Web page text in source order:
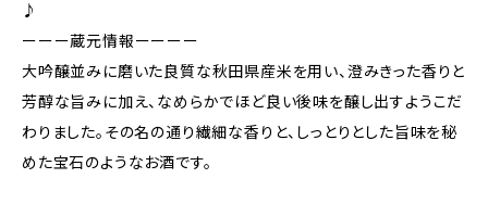
♪
ーーー蔵元情報ーーーー
大吟醸並みに磨いた良質な秋田県産米を用い、澄みきった香りと
芳醇な旨みに加え、なめらかでほど良い後味を醸し出すようこだ
わりました。その名の通り繊細な香りと、しっとりとした旨味を秘
めた宝石のようなお酒です。